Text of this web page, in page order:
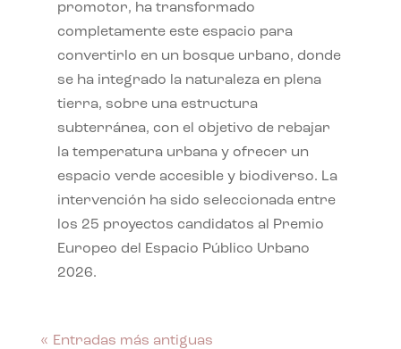
promotor, ha transformado
completamente este espacio para
convertirlo en un bosque urbano, donde
se ha integrado la naturaleza en plena
tierra, sobre una estructura
subterránea, con el objetivo de rebajar
la temperatura urbana y ofrecer un
espacio verde accesible y biodiverso. La
intervención ha sido seleccionada entre
los 25 proyectos candidatos al Premio
Europeo del Espacio Público Urbano
2026.
« Entradas más antiguas